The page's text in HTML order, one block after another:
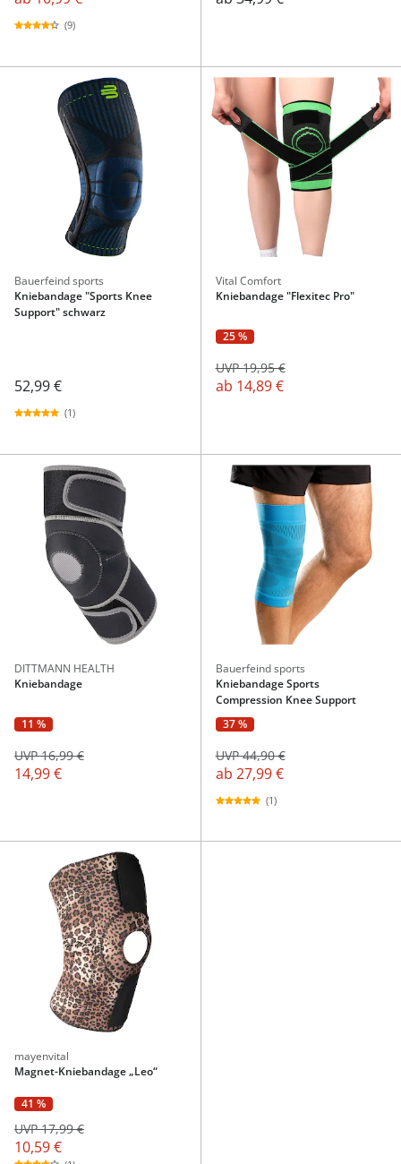
(9)
Bauerfeind sports
Kniebandage "Sports Knee
Support" schwarz
52,99 €
(1)
Vital Comfort
Kniebandage "Flexitec Pro"
25 %
ab 14,89 €
UVP 19,95 €
DITTMANN HEALTH
Kniebandage
11 %
14,99 €
UVP 16,99 €
Bauerfeind sports
Kniebandage Sports
Compression Knee Support
37 %
ab 27,99 €
UVP 44,90 €
(1)
mayenvital
Magnet-Kniebandage „Leo“
41 %
10,59 €
UVP 17,99 €